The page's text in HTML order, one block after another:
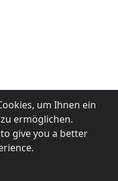
um Ihnen ein
ermöglichen.
give you a better